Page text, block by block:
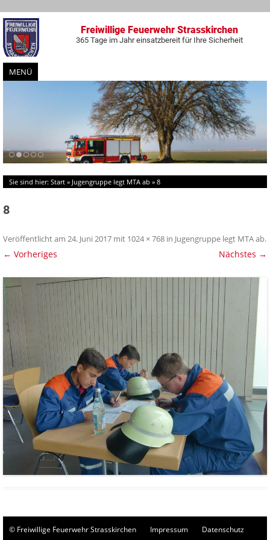
Freiwillige Feuerwehr Strasskirchen
365 Tage im Jahr einsatzbereit für Ihre Sicherheit
MENÜ
Zum
Inhalt
springen
Sie sind hier: Start » Jugengruppe legt MTA ab » 8
8
Veröffentlicht am 24. Juni 2017 mit 1024 × 768 in Jugengruppe legt MTA ab.
← Vorheriges Nächstes →
© Freiwillige Feuerwehr Strasskirchen Impressum Datenschutz